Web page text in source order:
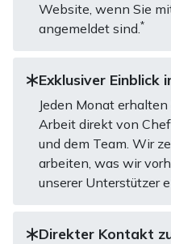
Website, wenn Sie
angemeldet sind.*
Exklusiver Einblick
Jeden Monat
Arbeit direkt von
und dem Team. Wir
arbeiten, was wir
unserer Unterstützer
Direkter Kontakt